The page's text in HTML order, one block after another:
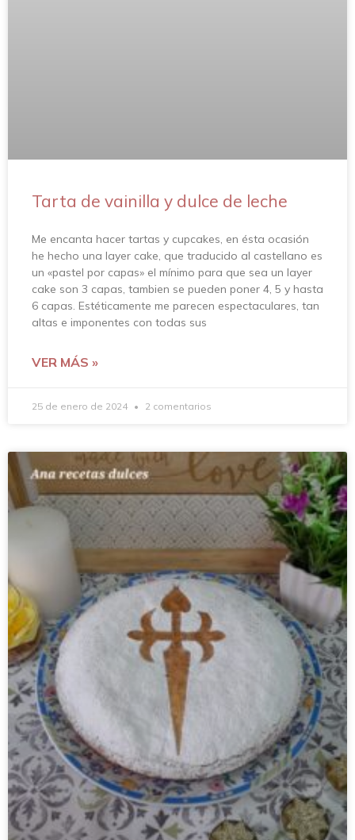
Tarta de vainilla y dulce de leche
Me encanta hacer tartas y cupcakes, en ésta ocasión
he hecho una layer cake, que traducido al castellano es
un «pastel por capas» el mínimo para que sea un layer
cake son 3 capas, tambien se pueden poner 4, 5 y hasta
6 capas. Estéticamente me parecen espectaculares, tan
altas e imponentes con todas sus
VER MÁS »
25 de enero de 2024 2 comentarios